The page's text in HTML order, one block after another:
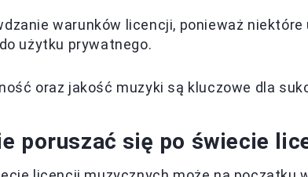
warunków licencji, ponieważ
użytku prywatnego.
oraz jakość muzyki są kluczowe dla
poruszać się po świecie